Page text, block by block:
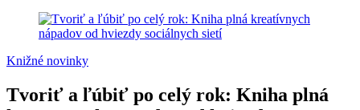
Knižné novinky
Tvoriť a ľúbiť po celý rok: Kniha plná